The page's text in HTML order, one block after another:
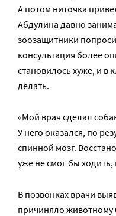
А потом ниточка
Абдулина давно
зоозащитники
консультация более
становилось хуже, и в
делать.
«Мой врач сделал
У него оказался, по
спинной мозг.
уже не смог бы
В позвонках врачи
причиняло